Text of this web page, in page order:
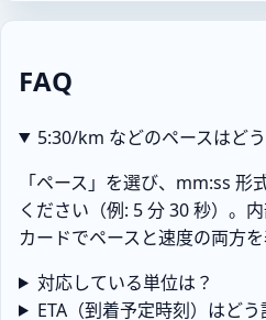
FAQ
5:30/km などのペースはど
「ペース」を選び、mm:ss 形
ください（例: 5 分 30 秒）。
カードでペースと速度の両方を
対応している単位は？
ETA（到着予定時刻）はど